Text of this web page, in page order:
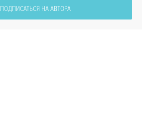
ПОДПИСАТЬСЯ НА АВТОРА